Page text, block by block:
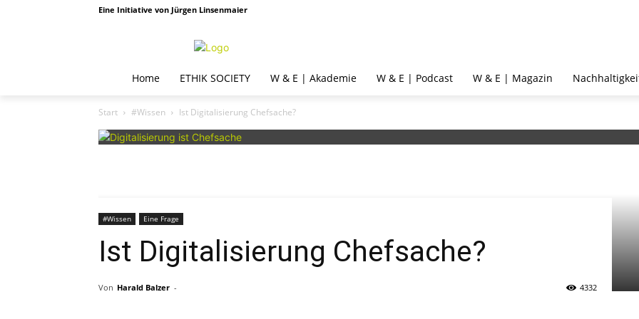
Eine Initiative von Jürgen Linsenmaier
Home ETHIK SOCIETY W & E | Akademie W & E | Podcast W & E | Magazin
Start #Wissen Ist Digitalisierung Chefsache?
#Wissen Eine Frage
Ist Digitalisierung Chefsache?
Von Harald Balzer - 4332